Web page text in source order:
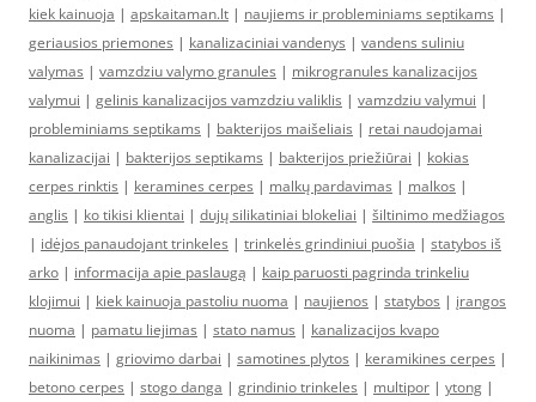
kiek kainuoja | apskaitaman.lt | naujiems ir probleminiams septikams |
geriausios priemones | kanalizaciniai vandenys | vandens suliniu
valymas | vamzdziu valymo granules | mikrogranules kanalizacijos
valymui | gelinis kanalizacijos vamzdziu valiklis | vamzdziu valymui |
probleminiams septikams | bakterijos maišeliais | retai naudojamai
kanalizacijai | bakterijos septikams | bakterijos priežiūrai | kokias
cerpes rinktis | keramines cerpes | malkų pardavimas | malkos |
anglis | ko tikisi klientai | dujų silikatiniai blokeliai | šiltinimo medžiagos
| idėjos panaudojant trinkeles | trinkelės grindiniui puošia | statybos iš
arko | informacija apie paslaugą | kaip paruosti pagrinda trinkeliu
klojimui | kiek kainuoja pastoliu nuoma | naujienos | statybos | įrangos
nuoma | pamatu liejimas | stato namus | kanalizacijos kvapo
naikinimas | griovimo darbai | samotines plytos | keramikines cerpes |
betono cerpes | stogo danga | grindinio trinkeles | multipor | ytong |